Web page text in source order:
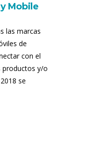
Mobile
las marcas
de
con el
productos y/o
se